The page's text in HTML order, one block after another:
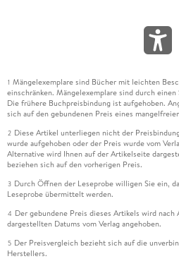
1 Mängelexemplare sind Bücher mit leichten
einschränken. Mängelexemplare sind durch
Die frühere Buchpreisbindung ist aufgehoben.
sich auf den gebundenen Preis eines
2 Diese Artikel unterliegen nicht der
wurde aufgehoben oder der Preis wurde vom
Alternative wird Ihnen auf der Artikelseite
beziehen sich auf den vorherigen Preis.
3 Durch Öffnen der Leseprobe willigen Sie ein,
Leseprobe übermittelt werden.
4 Der gebundene Preis dieses Artikels wird
dargestellten Datums vom Verlag angehoben.
5 Der Preisvergleich bezieht sich auf die
Herstellers.